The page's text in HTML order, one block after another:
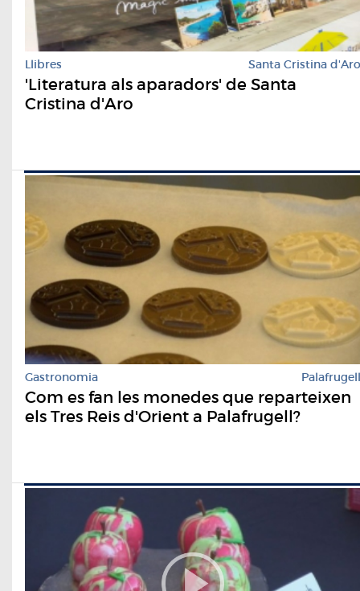
Llibres Santa Cristina d'Aro
'Literatura als aparadors' de Santa
Cristina d'Aro
Gastronomia Palafrugell
Com es fan les monedes que reparteixen
els Tres Reis d'Orient a Palafrugell?